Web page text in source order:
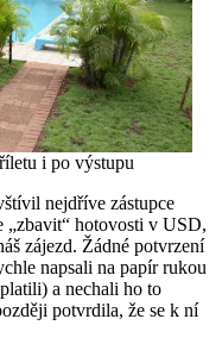
i po výstupu
nejdříve zástupce
„zbavit“ hotovosti v USD,
zájezd. Žádné potvrzení
napsali na papír rukou
a nechali ho to
potvrdila, že se k ní